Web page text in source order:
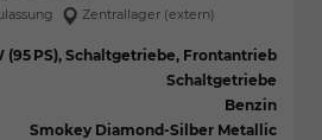
Zentrallager (extern)
(95 PS), Schaltgetriebe, Frontantrieb
Schaltgetriebe
Benzin
Smokey Diamond-Silber Metallic